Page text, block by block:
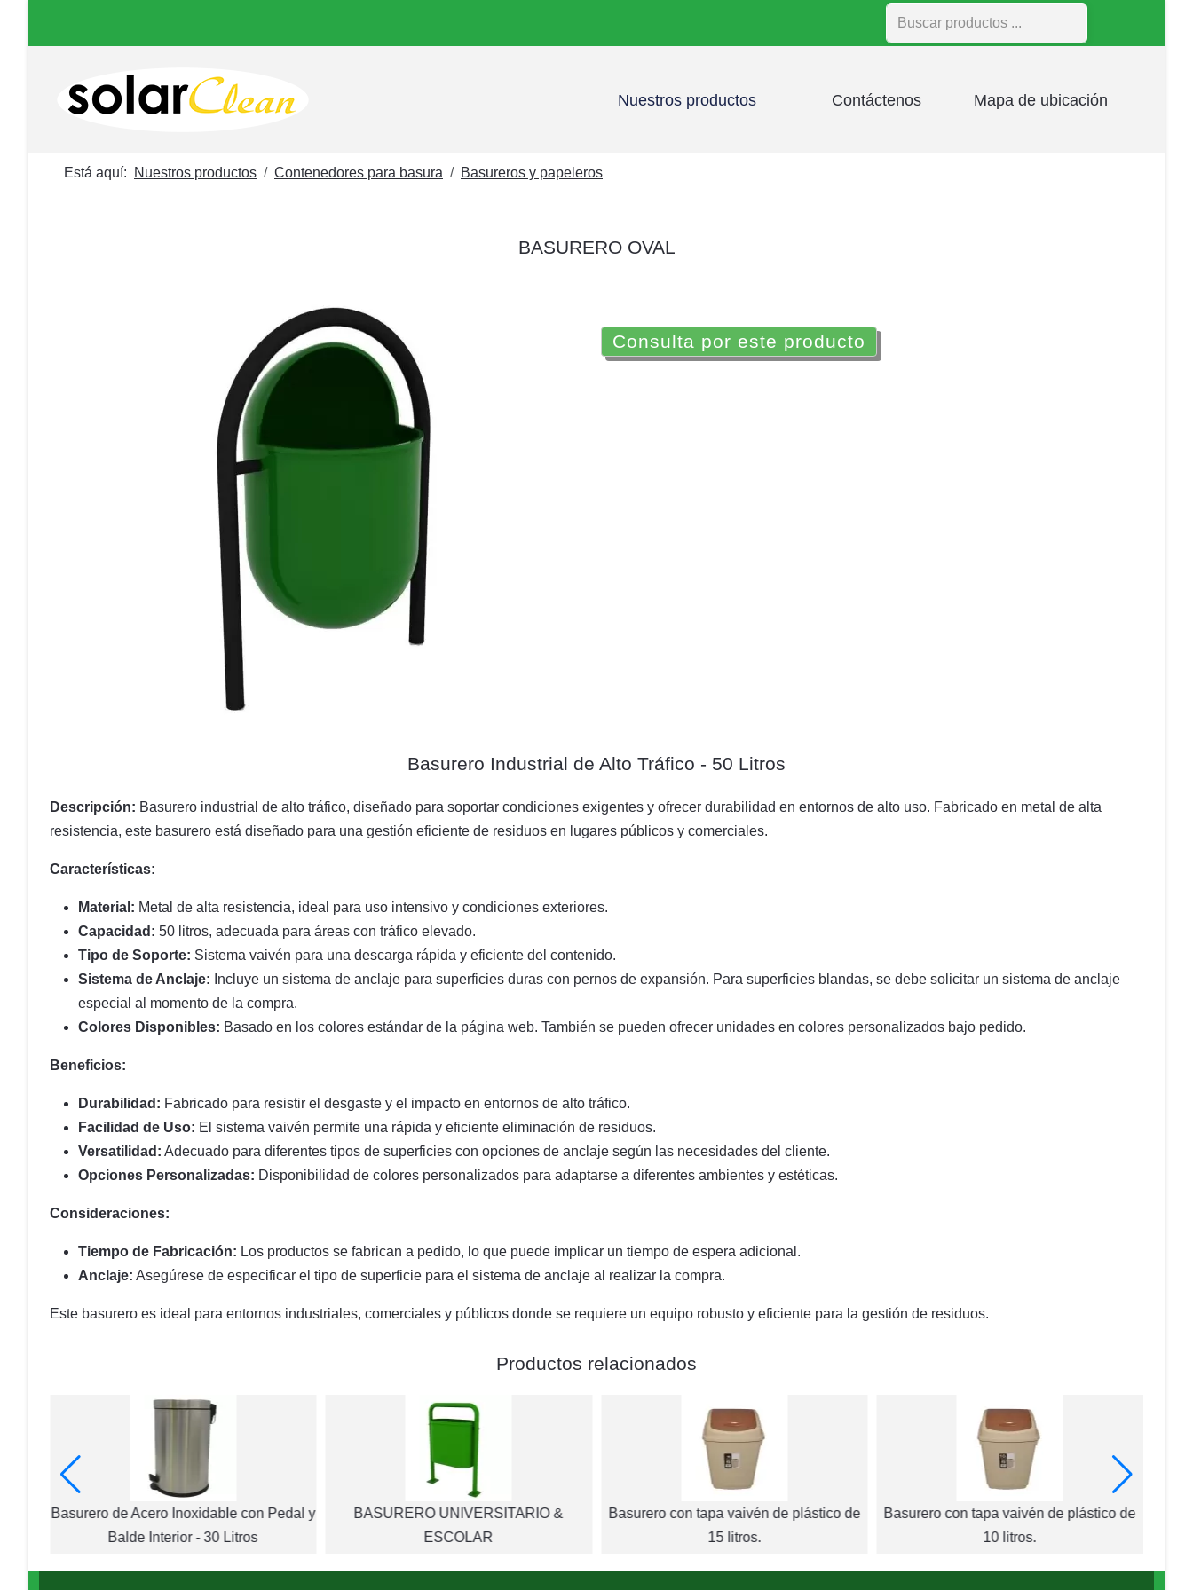
Buscar
Nuestros productos Contáctenos Mapa de ubicación
Está aquí: Nuestros productos Contenedores para basura Basureros y papeleros
BASURERO OVAL
Consulta por este producto
Basurero Industrial de Alto Tráfico - 50 Litros
Descripción: Basurero industrial de alto tráfico, diseñado para soportar condiciones exigentes y ofrecer durabilidad en entornos de alto uso. Fabricado en metal de alta
resistencia, este basurero está diseñado para una gestión eficiente de residuos en lugares públicos y comerciales.
Características:
Material: Metal de alta resistencia, ideal para uso intensivo y condiciones exteriores.
Capacidad: 50 litros, adecuada para áreas con tráfico elevado.
Tipo de Soporte: Sistema vaivén para una descarga rápida y eficiente del contenido.
Sistema de Anclaje: Incluye un sistema de anclaje para superficies duras con pernos de expansión. Para superficies blandas, se debe solicitar un sistema de anclaje
especial al momento de la compra.
Colores Disponibles: Basado en los colores estándar de la página web. También se pueden ofrecer unidades en colores personalizados bajo pedido.
Beneficios:
Durabilidad: Fabricado para resistir el desgaste y el impacto en entornos de alto tráfico.
Facilidad de Uso: El sistema vaivén permite una rápida y eficiente eliminación de residuos.
Versatilidad: Adecuado para diferentes tipos de superficies con opciones de anclaje según las necesidades del cliente.
Opciones Personalizadas: Disponibilidad de colores personalizados para adaptarse a diferentes ambientes y estéticas.
Consideraciones:
Tiempo de Fabricación: Los productos se fabrican a pedido, lo que puede implicar un tiempo de espera adicional.
Anclaje: Asegúrese de especificar el tipo de superficie para el sistema de anclaje al realizar la compra.
Este basurero es ideal para entornos industriales, comerciales y públicos donde se requiere un equipo robusto y eficiente para la gestión de residuos.
Productos relacionados
Basurero de Acero Inoxidable con Pedal y
Balde Interior - 30 Litros
BASURERO UNIVERSITARIO &
ESCOLAR
Basurero con tapa vaivén de plástico de
15 litros.
Basurero con tapa vaivén de plástico de
10 litros.